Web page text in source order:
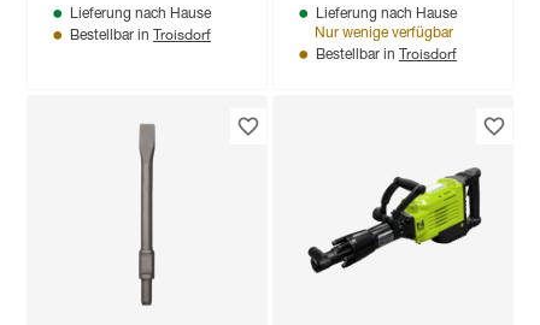
Lieferung nach Hause
Bestellbar in Troisdorf
Lieferung nach Hause
Nur wenige verfügbar
Bestellbar in Troisdorf